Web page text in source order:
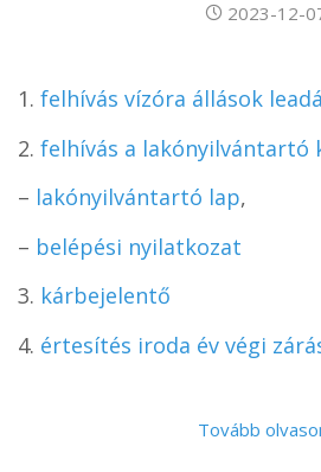
2023-12-
1. felhívás vízóra állások
2. felhívás a lakónyilvántartó
– lakónyilvántartó lap,
– belépési nyilatkozat
3. kárbejelentő
4. értesítés iroda év végi
Tovább